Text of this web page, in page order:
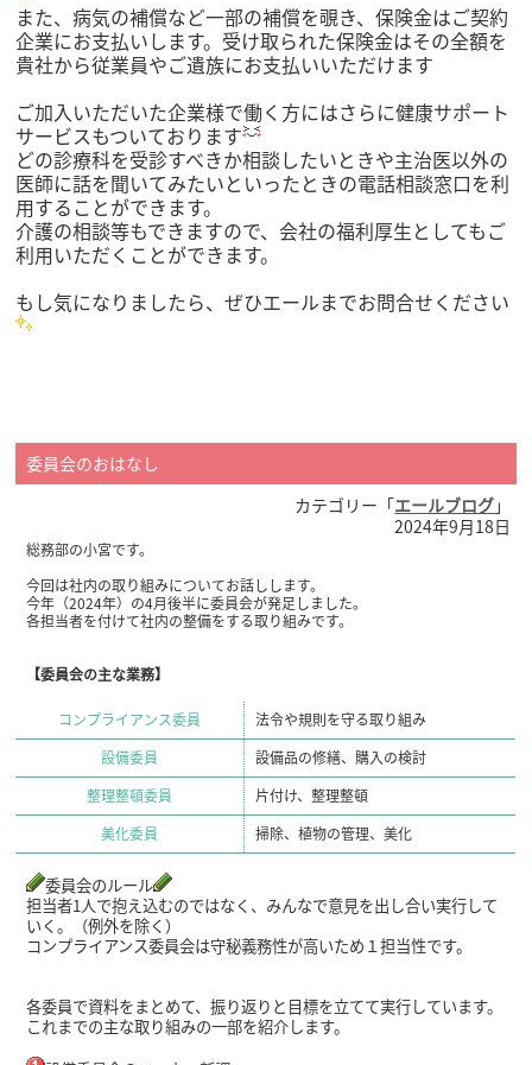
また、病気の補償など一部の補償を覗き、保険金はご契約
企業にお支払いします。受け取られた保険金はその全額を
貴社から従業員やご遺族にお支払いいただけます
ご加入いただいた企業様で働く方にはさらに健康サポート
サービスもついております
どの診療科を受診すべきか相談したいときや主治医以外の
医師に話を聞いてみたいといったときの電話相談窓口を利
用することができます。
介護の相談等もできますので、会社の福利厚生としてもご
利用いただくことができます。
もし気になりましたら、ぜひエールまでお問合せください
委員会のおはなし
カテゴリー「エールブログ」
2024年9月18日
総務部の小宮です。
今回は社内の取り組みについてお話しします。
今年（2024年）の4月後半に委員会が発足しました。
各担当者を付けて社内の整備をする取り組みです。
【委員会の主な業務】
コンプライアンス委員
法令や規則を守る取り組み
設備委員
設備品の修繕、購入の検討
整理整頓委員
片付け、整理整頓
美化委員
掃除、植物の管理、美化
委員会のルール
担当者1人で抱え込むのではなく、みんなで意見を出し合い実行して
いく。
（例外を除く）
コンプライアンス委員会は守秘義務性が高いため１担当性です。
各委員で資料をまとめて、振り返りと目標を立てて実行しています。
これまでの主な取り組みの一部を紹介します。